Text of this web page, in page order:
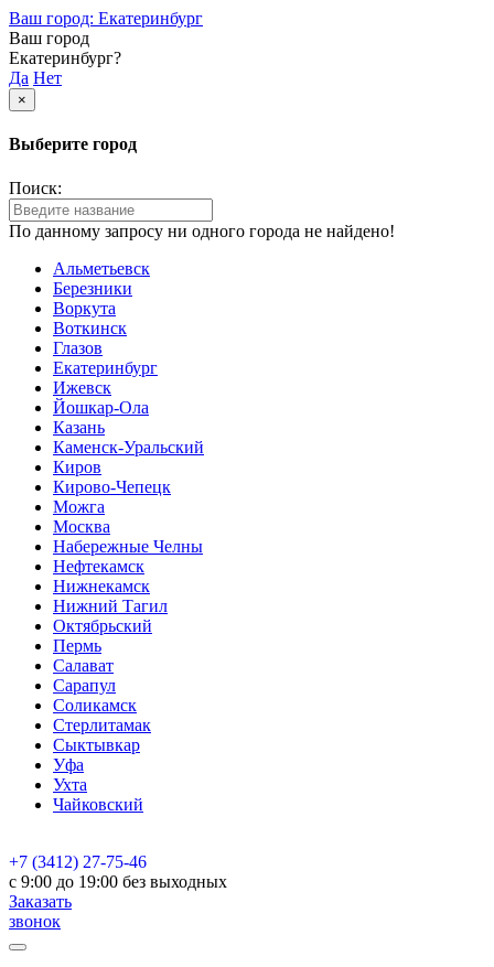
Ваш город: Екатеринбург
Ваш город
Екатеринбург?
Да Нет
×
Выберите город
Поиск:
По данному запросу ни одного города не найдено!
Альметьевск
Березники
Воркута
Воткинск
Глазов
Екатеринбург
Ижевск
Йошкар-Ола
Казань
Каменск-Уральский
Киров
Кирово-Чепецк
Можга
Москва
Набережные Челны
Нефтекамск
Нижнекамск
Нижний Тагил
Октябрьский
Пермь
Салават
Сарапул
Соликамск
Стерлитамак
Сыктывкар
Уфа
Ухта
Чайковский
+7 (3412) 27-75-46
c 9:00 до 19:00 без выходных
Заказать
звонок